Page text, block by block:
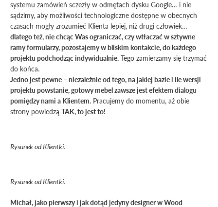
systemu zamówień sczezły w odmętach dysku Google… i nie
sądzimy, aby możliwości technologiczne dostępne w obecnych
czasach mogły zrozumieć Klienta lepiej, niż drugi człowiek…
dlatego też, nie chcąc Was ograniczać, czy wtłaczać w sztywne
ramy formularzy, pozostajemy w bliskim kontakcie, do każdego
projektu podchodząc indywidualnie. Tego zamierzamy się trzymać
do końca.
Jedno jest pewne – niezależnie od tego, na jakiej bazie i ile wersji
projektu powstanie, gotowy mebel zawsze jest efektem dialogu
pomiędzy nami a Klientem. Pracujemy do momentu, aż obie
strony powiedzą TAK, to jest to!
Rysunek od Klientki.
Rysunek od Klientki.
Michał, jako pierwszy i jak dotąd jedyny designer w Wood